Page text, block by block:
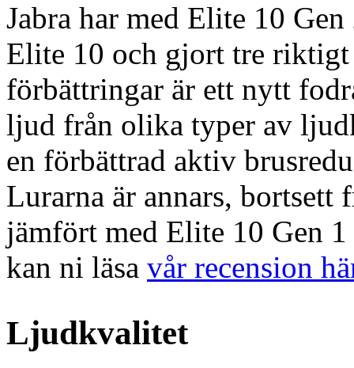
Jabra har med Elite 10
Elite 10 och gjort tre riktigt
förbättringar är ett nytt
ljud från olika typer av
en förbättrad aktiv
Lurarna är annars, bortsett
jämfört med Elite 10 Gen
kan ni läsa vår recension
Ljudkvalitet